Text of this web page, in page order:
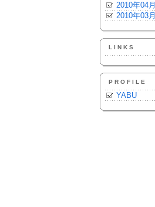
2010年04月
2010年03月
LINKS
PROFILE
YABU